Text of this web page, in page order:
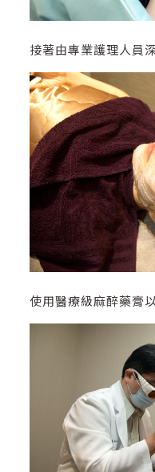
接著由專業護理人員
使用醫療級麻醉藥膏